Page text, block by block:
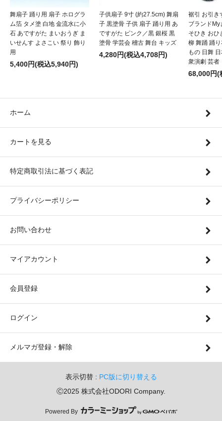
舞扇子 踊り用 扇子 ホログラ
ム箔 タメ塗 白地 金流水に小
石 あですがた まいおうぎ ま
いせんす よさこい 祭り 飾り
用
5,400円(税込5,940円)
子供扇子 9寸 (約27.5cm) 舞扇
子 黒塗骨 子供 扇子 踊り用 あ
ですがた ピンク／黒 銀桜 黒
塗骨 学芸会 稽古 舞台 キッズ
4,280円(税込4,708円)
裾引 お引き
ブランドMy
そひき おひ
柳 舞踊 踊
もの 日舞
衆演劇 芸者
68,000円(
ホーム
カートを見る
特定商取引法に基づく表記
プライバシーポリシー
お問い合わせ
マイアカウント
会員登録
ログイン
メルマガ登録・解除
表示切替 : PC版に切り替える
Ⓒ2025 株式会社ODORI Company.
Powered By